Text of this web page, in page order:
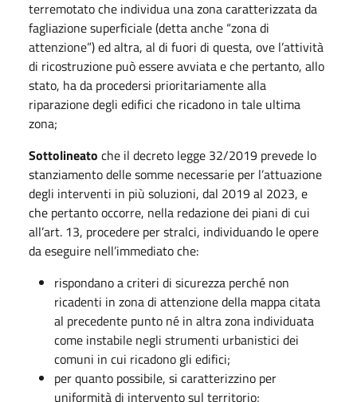
terremotato che individua una zona caratterizzata da
fagliazione superficiale (detta anche “zona di
attenzione”) ed altra, al di fuori di questa, ove l’attività
di ricostruzione può essere avviata e che pertanto, allo
stato, ha da procedersi prioritariamente alla
riparazione degli edifici che ricadono in tale ultima
zona;
Sottolineato che il decreto legge 32/2019 prevede lo
stanziamento delle somme necessarie per l’attuazione
degli interventi in più soluzioni, dal 2019 al 2023, e
che pertanto occorre, nella redazione dei piani di cui
all’art. 13, procedere per stralci, individuando le opere
da eseguire nell’immediato che:
rispondano a criteri di sicurezza perché non
ricadenti in zona di attenzione della mappa citata
al precedente punto né in altra zona individuata
come instabile negli strumenti urbanistici dei
comuni in cui ricadono gli edifici;
per quanto possibile, si caratterizzino per
uniformità di intervento sul territorio;